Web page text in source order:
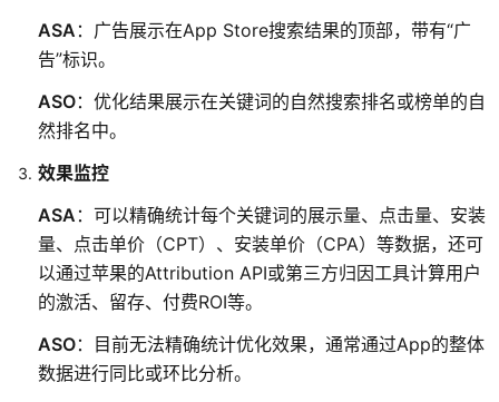
ASA ：广告展示在App Store搜索结果的顶部，带有“广
告”标识。
ASO：优化结果展示在关键词的自然搜索排名或榜单的自
然排名中。
效果监控
ASA ：可以精确统计每个关键词的展示量、点击量、安装
量、点击单价（CPT）、安装单价（CPA）等数据，还可
以通过苹果的Attribution API或第三方归因工具计算用户
的激活、留存、付费ROI等。
ASO：目前无法精确统计优化效果，通常通过App的整体
数据进行同比或环比分析。